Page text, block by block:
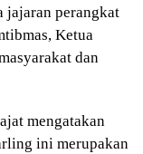
jajaran perangkat
Ketua
dan
mengatakan
ini merupakan